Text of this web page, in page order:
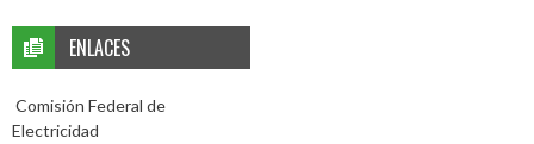
ENLACES
Comisión Federal de
Electricidad